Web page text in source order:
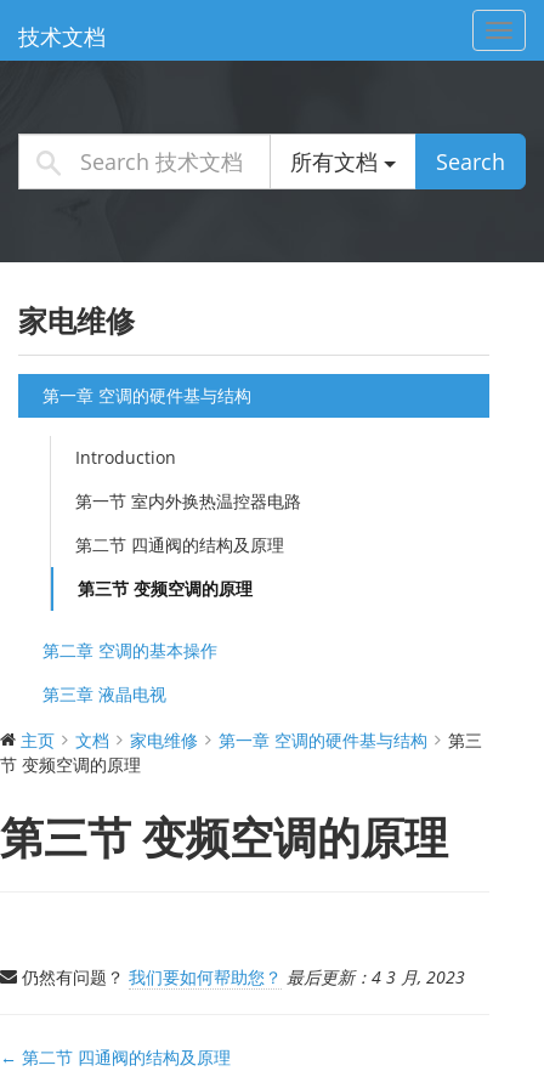
技术文档
所有文档 Search
家电维修
第一章 空调的硬件基与结构
Introduction
第一节 室内外换热温控器电路
第二节 四通阀的结构及原理
第三节 变频空调的原理
第二章 空调的基本操作
第三章 液晶电视
主页
文档 家电维修 第一章 空调的硬件基与结构
第三
节 变频空调的原理
第三节 变频空调的原理
仍然有问题？ 我们要如何帮助您？ 最后更新：4 3 月, 2023
文
← 第二节 四通阀的结构及原理